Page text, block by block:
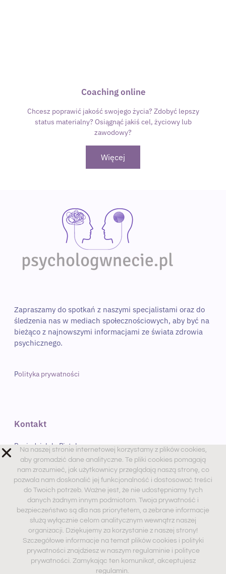
Coaching online
Chcesz poprawić jakość swojego życia? Zdobyć lepszy
status materialny? Osiągnąć jakiś cel, życiowy lub
zawodowy?
Więcej
Zapraszamy do spotkań z naszymi specjalistami oraz do
śledzenia nas w mediach społecznościowych, aby być na
bieżąco z najnowszymi informacjami ze świata zdrowia
psychicznego.
Polityka prywatności
Kontakt
Poniedziałek- Piątek
9:00 – 17:00
Sobota
9:00 – 13:00 PM
Telefon. 534-486-239
Mail. dobry@psychologwnecie.pl
Zaobserwuj nas
Na naszej stronie internetowej korzystamy z plików cookies,
aby gromadzić dane analityczne. Te pliki cookies pomagają
nam zrozumieć, jak użytkownicy przeglądają naszą stronę, co
pozwala nam doskonalić jej funkcjonalność i dostosować treści
do Twoich potrzeb. Ważne jest, że nie udostępniamy tych
danych żadnym innym podmiotom. Twoja prywatność i
bezpieczeństwo są dla nas priorytetem, a zebrane informacje
służą wyłącznie celom analitycznym wewnątrz naszej
organizacji. Dziękujemy za korzystanie z naszej strony!
Szczegółowe informacje na temat plików cookies i polityki
prywatności znajdziesz w naszym regulaminie i polityce
prywatności. Zamykając ten komunikat, akceptujesz
regulamin.